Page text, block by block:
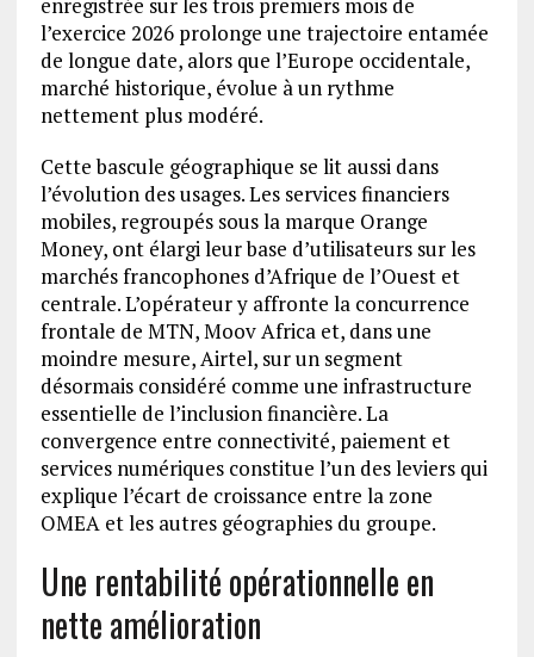
enregistrée sur les trois premiers mois de
l’exercice 2026 prolonge une trajectoire entamée
de longue date, alors que l’Europe occidentale,
marché historique, évolue à un rythme
nettement plus modéré.
Cette bascule géographique se lit aussi dans
l’évolution des usages. Les services financiers
mobiles, regroupés sous la marque Orange
Money, ont élargi leur base d’utilisateurs sur les
marchés francophones d’Afrique de l’Ouest et
centrale. L’opérateur y affronte la concurrence
frontale de MTN, Moov Africa et, dans une
moindre mesure, Airtel, sur un segment
désormais considéré comme une infrastructure
essentielle de l’inclusion financière. La
convergence entre connectivité, paiement et
services numériques constitue l’un des leviers qui
explique l’écart de croissance entre la zone
OMEA et les autres géographies du groupe.
Une rentabilité opérationnelle en
nette amélioration